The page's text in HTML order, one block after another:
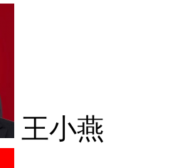
王小燕